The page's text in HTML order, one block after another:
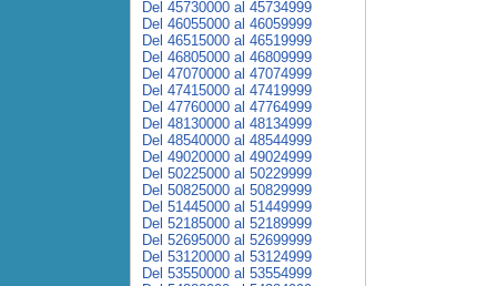
Del 45730000 al 45734999
Del 46055000 al 46059999
Del 46515000 al 46519999
Del 46805000 al 46809999
Del 47070000 al 47074999
Del 47415000 al 47419999
Del 47760000 al 47764999
Del 48130000 al 48134999
Del 48540000 al 48544999
Del 49020000 al 49024999
Del 50225000 al 50229999
Del 50825000 al 50829999
Del 51445000 al 51449999
Del 52185000 al 52189999
Del 52695000 al 52699999
Del 53120000 al 53124999
Del 53550000 al 53554999